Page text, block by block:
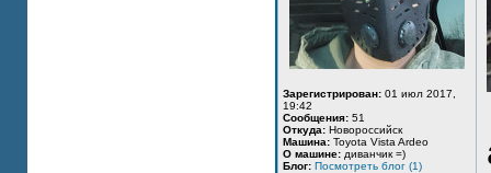
Зарегистрирован: 01 июл 2017,
19:42
Сообщения: 51
Откуда: Новороссийск
Машина: Toyota Vista Ardeo
О машине: диванчик =)
Блог: Посмотреть блог (1)